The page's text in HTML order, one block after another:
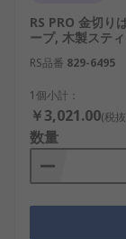
部品、スペア
以上の製品を簡
ンラインでアク
入されると、ウ
ガイドするよ
になるでしょう
RS PRO 金切り
ープ, 木製ステ
RS品番 829-6495
1個小計：
￥3,021.00(税
数量